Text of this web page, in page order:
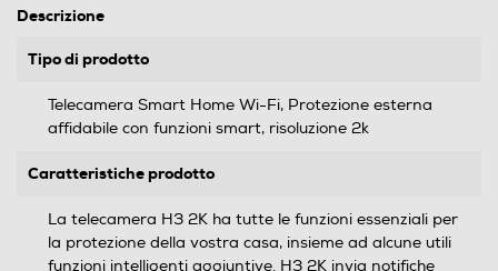
Descrizione
Tipo di prodotto
Telecamera Smart Home Wi-Fi, Protezione esterna
affidabile con funzioni smart, risoluzione 2k
Caratteristiche prodotto
La telecamera H3 2K ha tutte le funzioni essenziali per
la protezione della vostra casa, insieme ad alcune utili
funzioni intelligenti aggiuntive. H3 2K invia notifiche